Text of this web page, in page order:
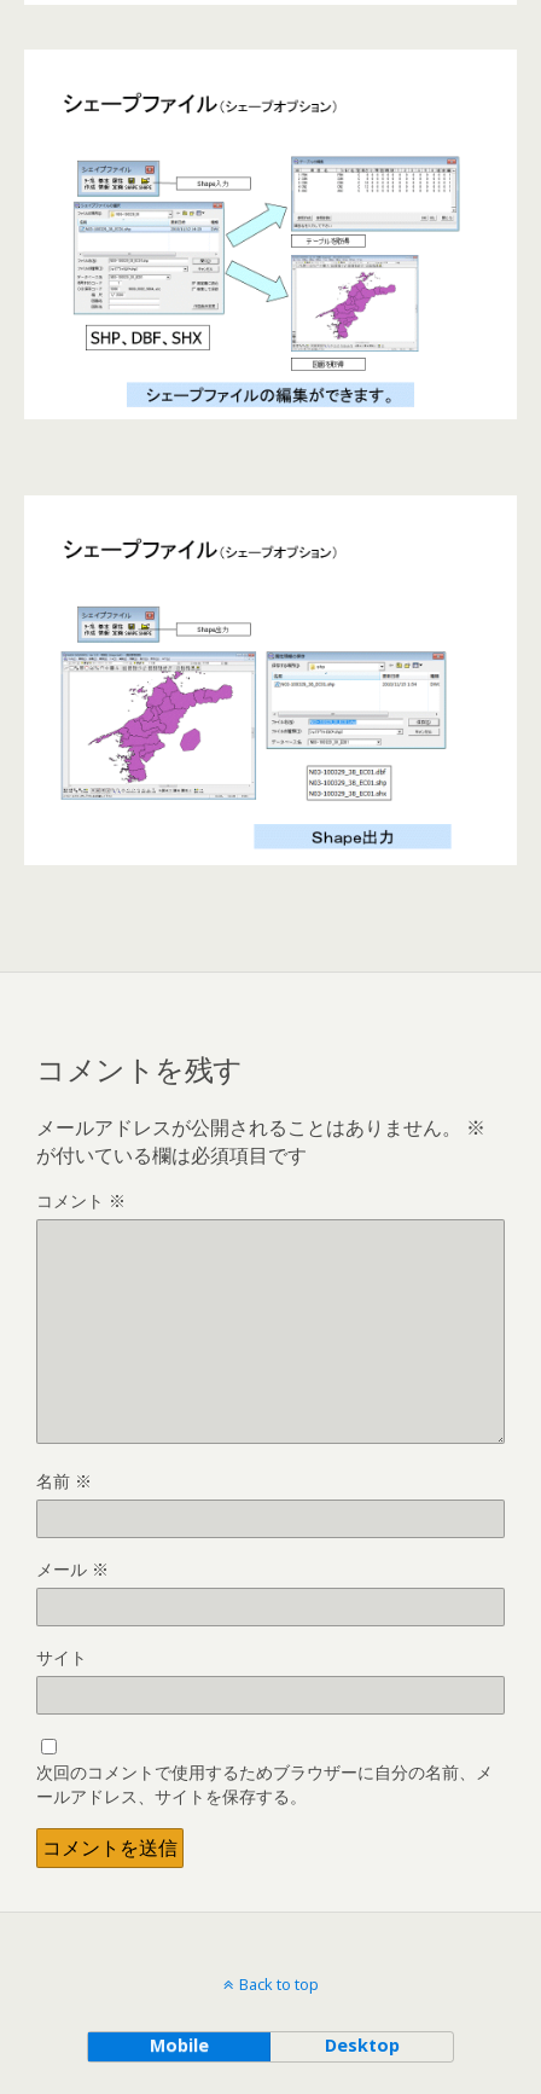
コメントを残す
メールアドレスが公開されることはありません。
※
が付いている欄は必須項目です
コメント ※
名前 ※
メール ※
サイト
次回のコメントで使用するためブラウザーに自分の名前、メ
ールアドレス、サイトを保存する。
Back to top
Mobile Desktop